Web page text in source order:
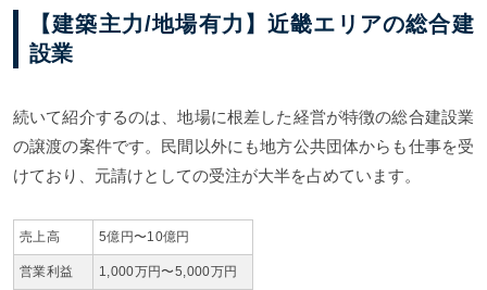
【建築主力/地場有力】近畿エリアの総合建
設業
続いて紹介するのは、地場に根差した⁨⁩経営が特徴の総合建設業
の譲渡の案件です。民間以外にも地方公共団体からも仕事を受
けており、元請けとしての受注が大半を占めています。
売上高 5億円〜10億円
営業利益 1,000万円〜5,000万円